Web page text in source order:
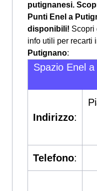
putignanesi.
Punti Enel a
disponibili! Scopri
info utili per recarti
Putignano:
Spazio Enel
Indirizzo:
Telefono: